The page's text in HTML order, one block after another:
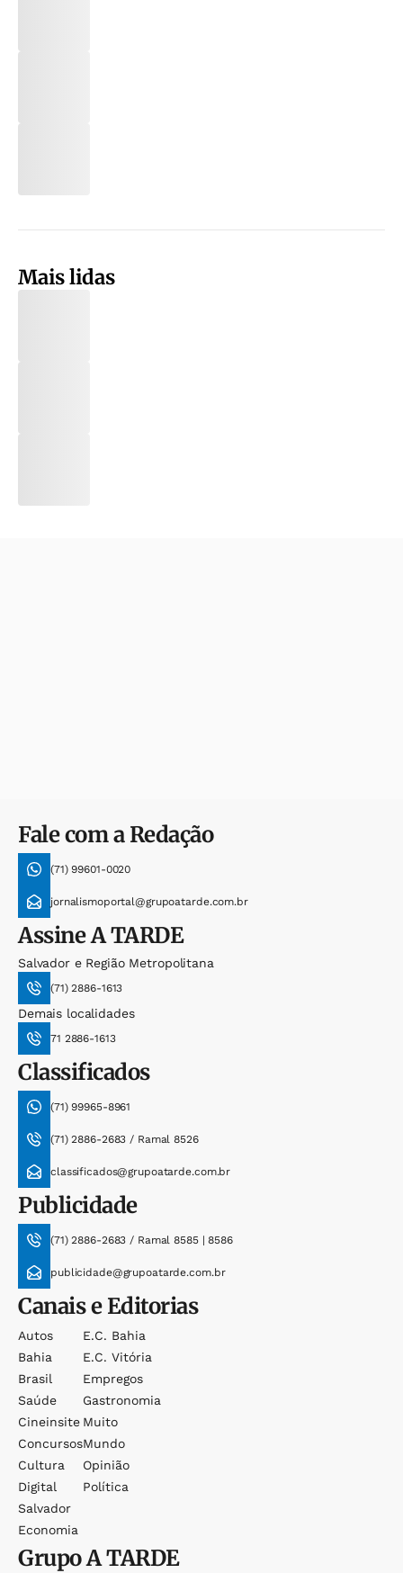
Mais lidas
Fale com a Redação
(71) 99601-0020
jornalismoportal@grupoatarde.com.br
AssineA TARDE
Salvador e Região Metropolitana
(71) 2886-1613
Demais localidades
71 2886-1613
Classificados
(71) 99965-8961
(71) 2886-2683 / Ramal 8526
classificados@grupoatarde.com.br
Publicidade
(71) 2886-2683 / Ramal 8585 | 8586
publicidade@grupoatarde.com.br
Canais e Editorias
Autos
Bahia
Brasil
Saúde
Cineinsite
Concursos
Cultura
Digital
Salvador
Economia
E.c. Bahia
E.c. Vitória
Empregos
Gastronomia
Muito
Mundo
Opinião
Política
GrupoA TARDE